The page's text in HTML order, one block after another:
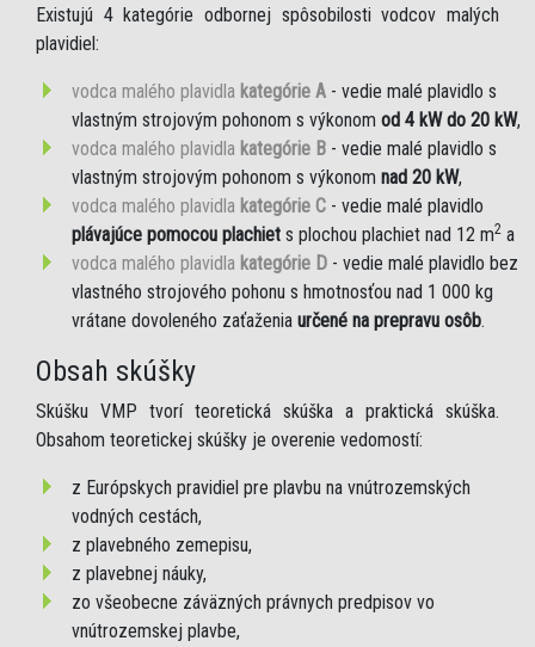
Existujú 4 kategórie odbornej spôsobilosti vodcov malých
plavidiel:
vodca malého plavidla kategórie A - vedie malé plavidlo s
vlastným strojovým pohonom s výkonom od 4 kW do 20 kW,
vodca malého plavidla kategórie B - vedie malé plavidlo s
vlastným strojovým pohonom s výkonom nad 20 kW,
vodca malého plavidla kategórie C - vedie malé plavidlo
plávajúce pomocou plachiet s plochou plachiet nad 12 m2 a
vodca malého plavidla kategórie D - vedie malé plavidlo bez
vlastného strojového pohonu s hmotnosťou nad 1 000 kg
vrátane dovoleného zaťaženia určené na prepravu osôb.
Obsah skúšky
Skúšku VMP tvorí teoretická skúška a praktická skúška.
Obsahom teoretickej skúšky je overenie vedomostí:
z Európskych pravidiel pre plavbu na vnútrozemských
vodných cestách,
z plavebného zemepisu,
z plavebnej náuky,
zo všeobecne záväzných právnych predpisov vo
vnútrozemskej plavbe,